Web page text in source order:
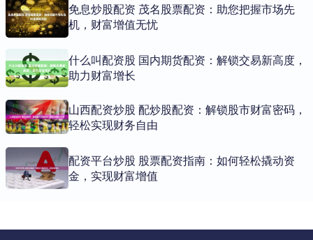
免息炒股配资 茂名股票配资：助您把握市场先
机，财富增值无忧
什么叫配资股 国内期货配资：解锁交易新高度，
助力财富增长
山西配资炒股 配炒股配资：解锁股市财富密码，
轻松实现财务自由
配资平台炒股 股票配资指南：如何轻松撬动资
金，实现财富增值